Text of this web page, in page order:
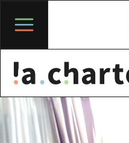
content